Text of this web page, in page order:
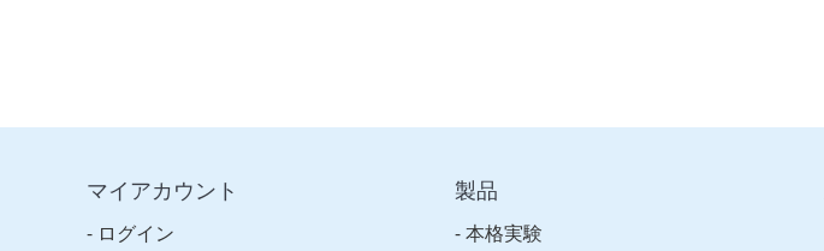
マイアカウント
ログイン
製品
本格実験